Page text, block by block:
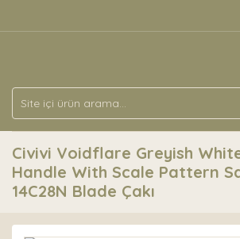
Civivi Voidflare Greyish
Handle With Scale Pattern
14C28N Blade Çakı